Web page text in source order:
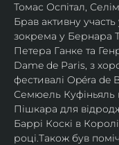
Томас Оспітал,
Брав активну
зокрема у Бернара
Петера Ганке та
Dame de Paris, з
фестивалі Opéra de
Семюель Куфіньяль
Пішкара для
Баррі Коскі в
році.Також був